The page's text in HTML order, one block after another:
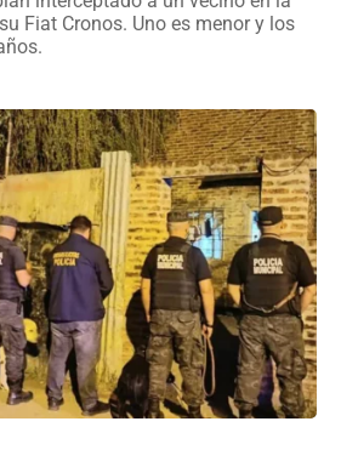
Fiat Cronos. Uno es menor y los